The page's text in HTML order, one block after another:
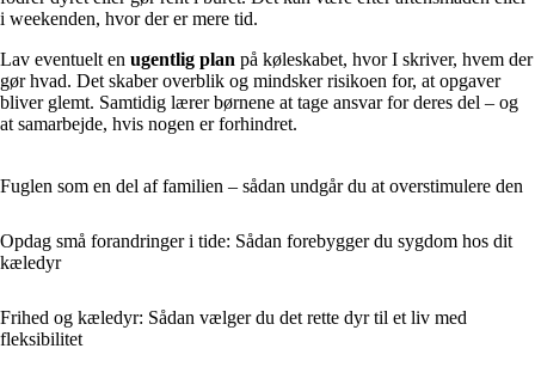
i weekenden, hvor der er mere tid.
Lav eventuelt en ugentlig plan på køleskabet, hvor I skriver, hvem der
gør hvad. Det skaber overblik og mindsker risikoen for, at opgaver
bliver glemt. Samtidig lærer børnene at tage ansvar for deres del – og
at samarbejde, hvis nogen er forhindret.
Fuglen som en del af familien – sådan undgår du at overstimulere den
Opdag små forandringer i tide: Sådan forebygger du sygdom hos dit
kæledyr
Frihed og kæledyr: Sådan vælger du det rette dyr til et liv med
fleksibilitet